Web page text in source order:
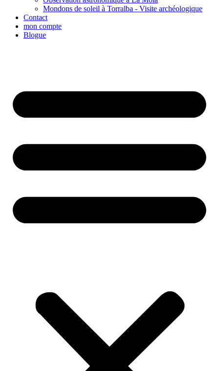
Mondons de soleil à Torralba - Visite archéologique
Contact
mon compte
Blogue